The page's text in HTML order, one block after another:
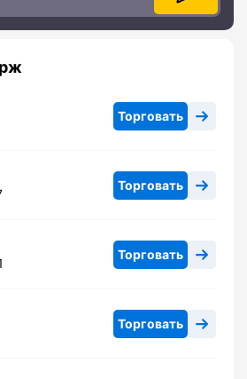
Торговать
Торговать
Торговать
Торговать